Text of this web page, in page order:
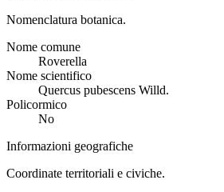
Nomenclatura botanica.
Nome comune
Roverella
Nome scientifico
Quercus pubescens Willd.
Policormico
No
Informazioni geografiche
Coordinate territoriali e civiche.